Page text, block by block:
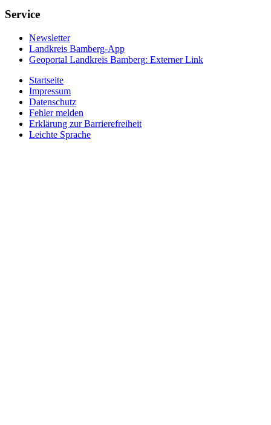
Service
Newsletter
Landkreis Bamberg-App
Geoportal Landkreis Bamberg: Externer Link
Startseite
Impressum
Datenschutz
Fehler melden
Erklärung zur Barrierefreiheit
Leichte Sprache